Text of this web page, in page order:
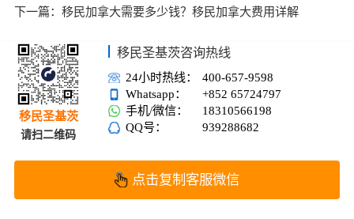
下一篇： 移民加拿大需要多少钱？移民加拿大费用详解
移民圣基茨
请扫二维码
移民圣基茨咨询热线
24小时热线：
400-657-9598
Whatsapp：
+852 65724797
手机/微信：
18310566198
QQ号：
939288682
点击复制客服微信